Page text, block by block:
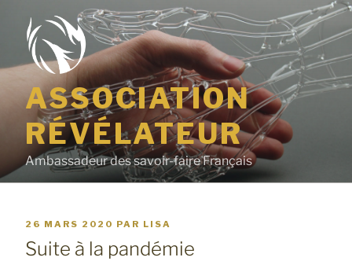
contenu
principal
ASSOCIATION
RÉVÉLATEUR
Ambassadeur des savoir-faire Français
PUBLIÉ
LE
26 MARS 2020 PAR LISA
Suite à la pandémie